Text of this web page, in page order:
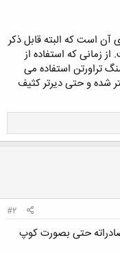
است که البته قابل ذکر
زمانی که استفاده از
تراورتن استفاده می
و حتی دیرتر کثیف
#2
حتی بصورت کوپ